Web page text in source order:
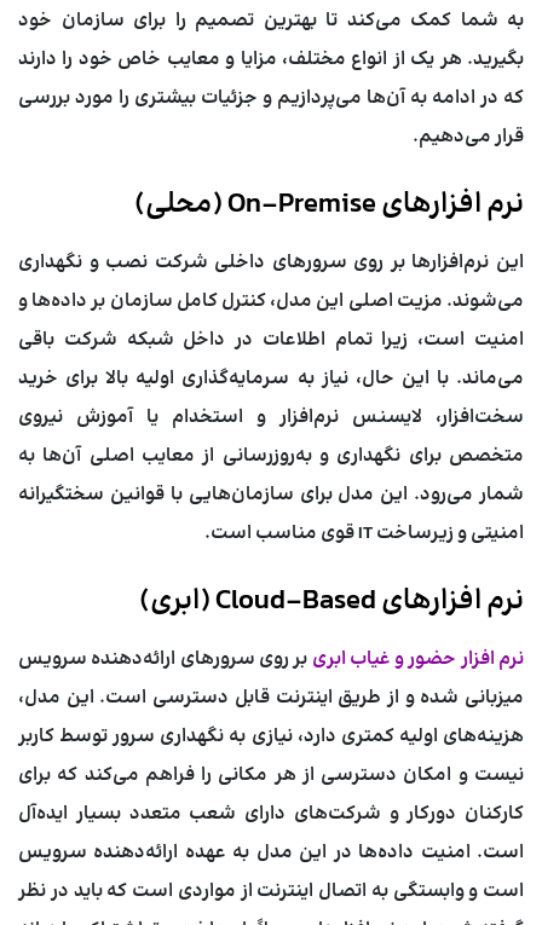
به شما کمک می‌کند تا بهترین تصمیم را برای سازمان خود
بگیرید. هر یک از انواع مختلف، مزایا و معایب خاص خود را دارند
که در ادامه به آن‌ها می‌پردازیم و جزئیات بیشتری را مورد بررسی
قرار می‌دهیم.
نرم افزارهای On-Premise (محلی)
این نرم‌افزارها بر روی سرورهای داخلی شرکت نصب و نگهداری
می‌شوند. مزیت اصلی این مدل، کنترل کامل سازمان بر داده‌ها و
امنیت است، زیرا تمام اطلاعات در داخل شبکه شرکت باقی
می‌ماند. با این حال، نیاز به سرمایه‌گذاری اولیه بالا برای خرید
سخت‌افزار، لایسنس نرم‌افزار و استخدام یا آموزش نیروی
متخصص برای نگهداری و به‌روزرسانی از معایب اصلی آن‌ها به
شمار می‌رود. این مدل برای سازمان‌هایی با قوانین سختگیرانه
امنیتی و زیرساخت IT قوی مناسب است.
نرم افزارهای Cloud-Based (ابری)
نرم افزار حضور و غیاب ابری بر روی سرورهای ارائه‌دهنده سرویس
میزبانی شده و از طریق اینترنت قابل دسترسی است. این مدل،
هزینه‌های اولیه کمتری دارد، نیازی به نگهداری سرور توسط کاربر
نیست و امکان دسترسی از هر مکانی را فراهم می‌کند که برای
کارکنان دورکار و شرکت‌های دارای شعب متعدد بسیار ایده‌آل
است. امنیت داده‌ها در این مدل به عهده ارائه‌دهنده سرویس
است و وابستگی به اتصال اینترنت از مواردی است که باید در نظر